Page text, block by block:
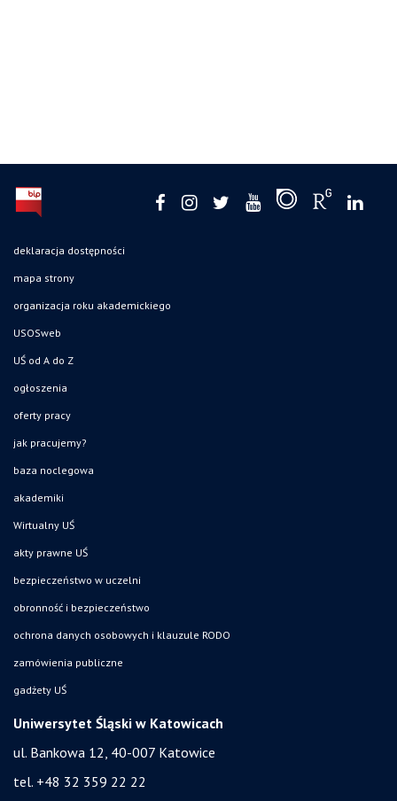
deklaracja dostępności
mapa strony
organizacja roku akademickiego
USOSweb
UŚ od A do Z
ogłoszenia
oferty pracy
jak pracujemy?
baza noclegowa
akademiki
Wirtualny UŚ
akty prawne UŚ
bezpieczeństwo w uczelni
obronność i bezpieczeństwo
ochrona danych osobowych i klauzule RODO
zamówienia publiczne
gadżety UŚ
Uniwersytet Śląski w Katowicach
ul. Bankowa 12, 40-007 Katowice
tel. +48 32 359 22 22